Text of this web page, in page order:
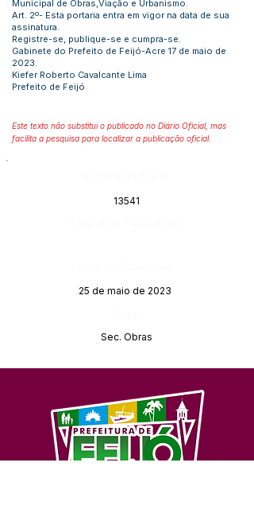
Municipal de Obras,Viação e Urbanismo.
Art. 2º- Esta portaria entra em vigor na data de sua
assinatura.
Registre-se, publique-se e cumpra-se.
Gabinete do Prefeito de Feijó-Acre 17 de maio de
2023.
Kiefer Roberto Cavalcante Lima
Prefeito de Feijó
Este texto não substitui o publicado no Diário Oficial, mas
facilita a pesquisa para localizar a publicação oficial.
13541
25 de maio de 2023
Sec. Obras